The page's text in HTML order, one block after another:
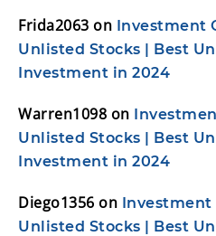
Frida2063 on Investment
Unlisted Stocks | Best
Investment in 2024
Warren1098 on
Unlisted Stocks | Best
Investment in 2024
Diego1356 on
Unlisted Stocks | Best